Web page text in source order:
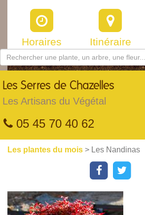
Horaires Itinéraire
Les Serres de Chazelles
Les Artisans du Végétal
05 45 70 40 62
Les plantes du mois > Les Nandinas